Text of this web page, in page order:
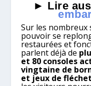
► Lire
Sur les nombreux
pouvoir se
restaurées et
parlent déjà de
et 80 consoles
vingtaine de
et jeux de